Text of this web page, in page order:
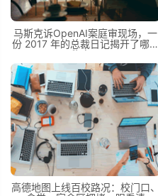
马斯克诉OpenAI案庭审现场，一
份 2017 年的总裁日记揭开了哪些
秘密？
高德地图上线百校路况：校门口、